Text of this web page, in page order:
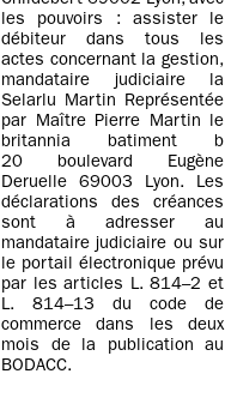
les pouvoirs : assister le
débiteur dans tous les
actes concernant la gestion,
mandataire judiciaire la
Selarlu Martin Représentée
par Maître Pierre Martin le
britannia batiment b
20 boulevard Eugène
Deruelle 69003 Lyon. Les
déclarations des créances
sont à adresser au
mandataire judiciaire ou sur
le portail électronique prévu
par les articles L. 814–2 et
L. 814–13 du code de
commerce dans les deux
mois de la publication au
BODACC.